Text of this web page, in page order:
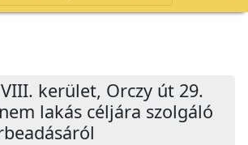
kerület, Orczy út 29.
lakás céljára szolgáló